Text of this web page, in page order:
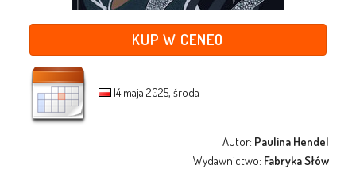
KUP W CENEO
14 maja 2025, środa
Autor: Paulina Hendel
Wydawnictwo: Fabryka Słów